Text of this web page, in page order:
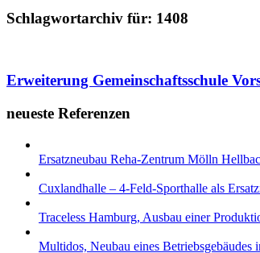
Schlagwortarchiv für: 1408
Erweiterung Gemeinschaftsschule
neueste Referenzen
Ersatzneubau Reha-Zentrum Mölln
Cuxlandhalle – 4-Feld-Sporthalle als
Traceless Hamburg, Ausbau einer
Multidos, Neubau eines